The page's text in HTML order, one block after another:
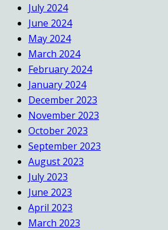
July 2024
June 2024
May 2024
March 2024
February 2024
January 2024
December 2023
November 2023
October 2023
September 2023
August 2023
July 2023
June 2023
April 2023
March 2023